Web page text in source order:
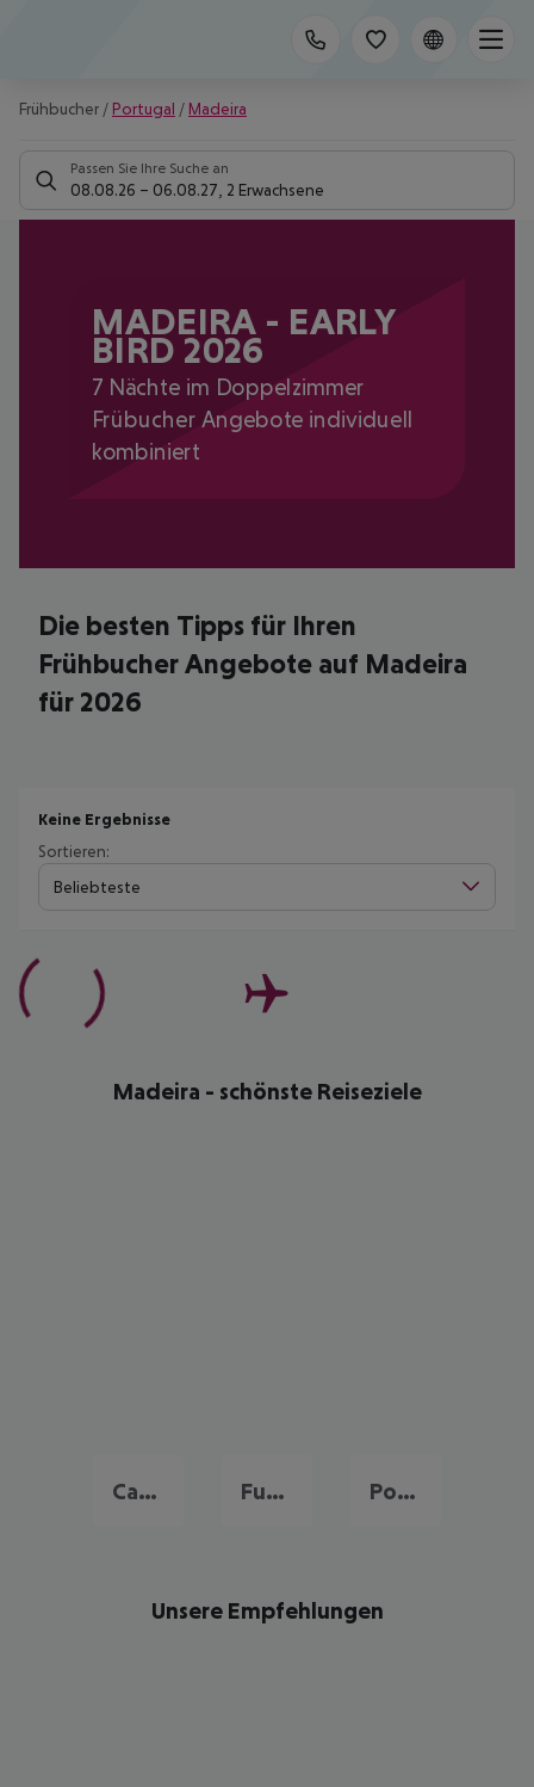
Frühbucher / Portugal / Madeira
Passen Sie Ihre Suche an
08.08.26 – 06.08.27 2 Erwachsene
MADEIRA - EARLY
BIRD 2026
7 Nächte im Doppelzimmer
Frübucher Angebote individuell
kombiniert
Die besten Tipps für Ihren
Frühbucher Angebote auf Madeira
für 2026
Keine Ergebnisse
Sortieren:
Beliebteste
Madeira - schönste Reiseziele
Caniço Funchal Porto Santo
Unsere Empfehlungen